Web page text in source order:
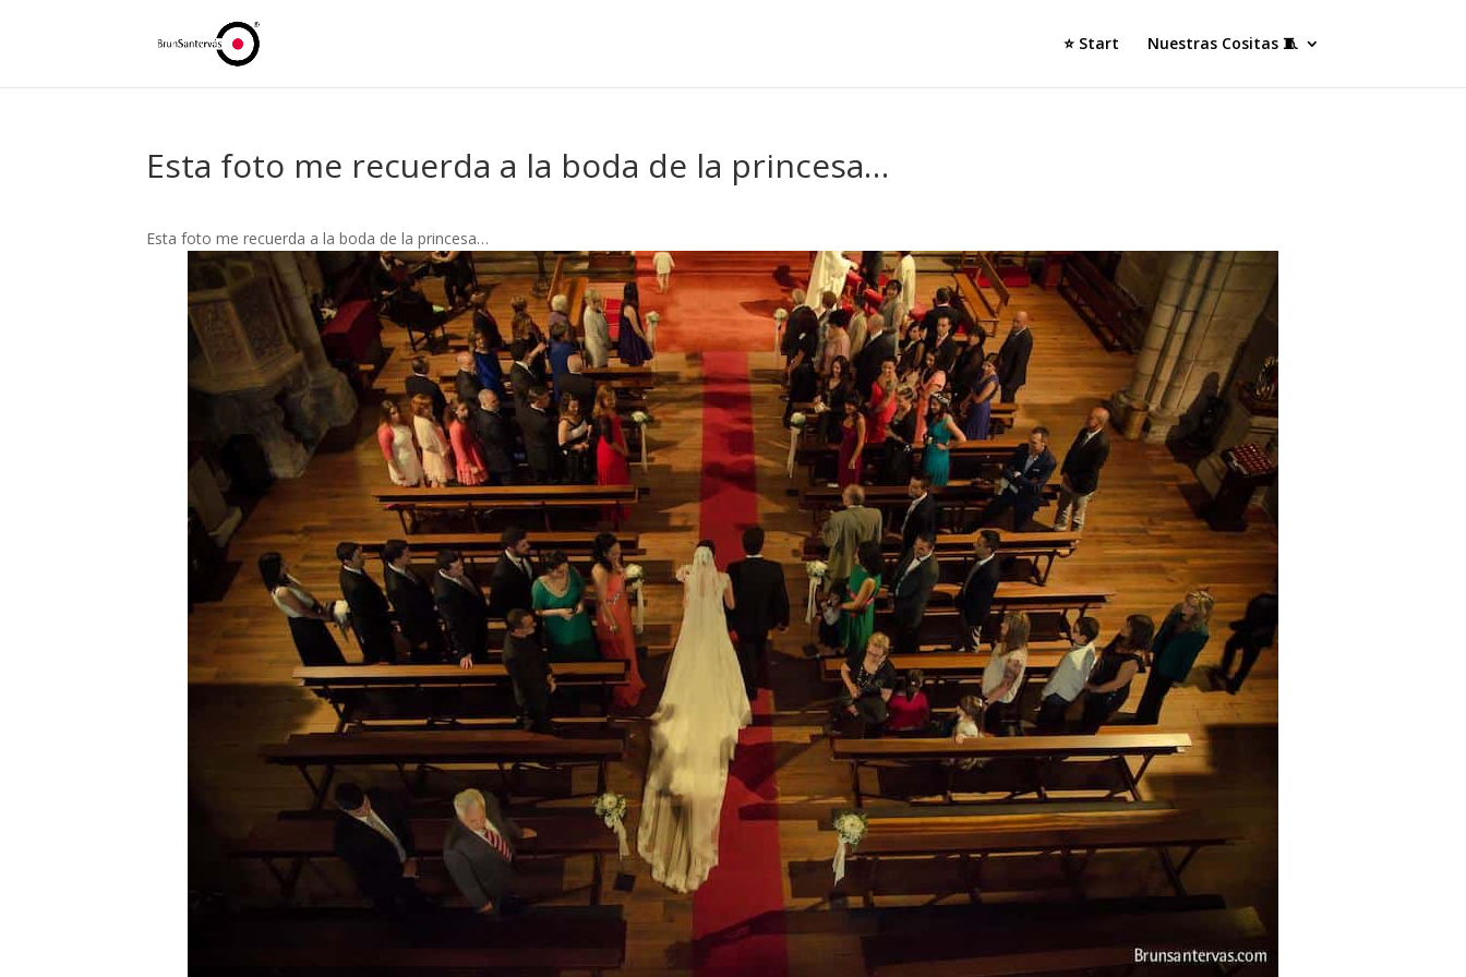
⭐ Start Nuestras Cositas 🧵
Esta foto me recuerda a la boda de la princesa…
Esta foto me recuerda a la boda de la princesa…